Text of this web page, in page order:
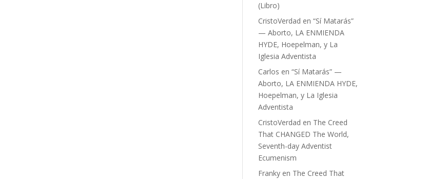
(Libro)
CristoVerdad en“Sí Matarás”
— Aborto, LA ENMIENDA
HYDE, Hoepelman, y La
Iglesia Adventista
Carlos en“Sí Matarás” —
Aborto, LA ENMIENDA HYDE,
Hoepelman, y La Iglesia
Adventista
CristoVerdad en The Creed
That CHANGED The World,
Seventh-day Adventist
Ecumenism
Franky en The Creed That